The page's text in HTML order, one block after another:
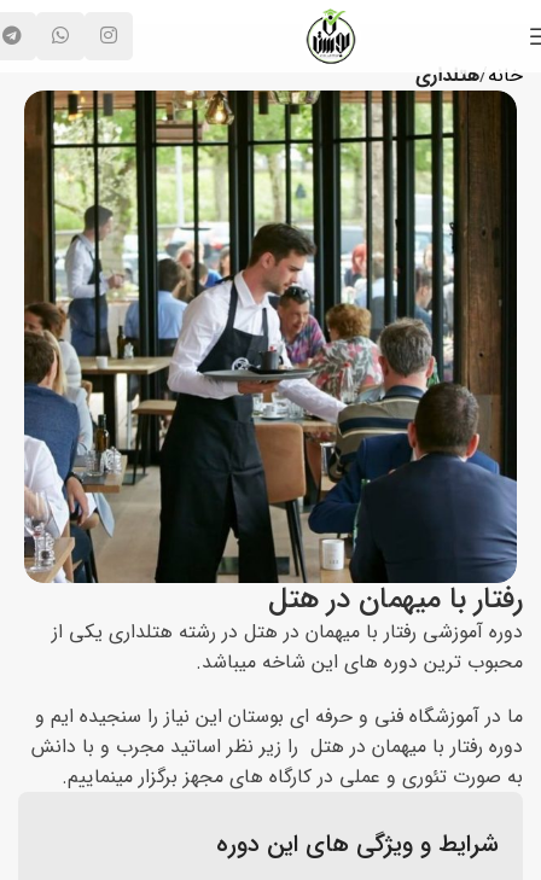
خانه هتلداری
رفتار با میهمان در هتل
دوره آموزشی رفتار با میهمان در هتل در رشته هتلداری یکی از
محبوب ترین دوره های این شاخه میباشد.
ما در آموزشگاه فنی و حرفه ای بوستان این نیاز را سنجیده ایم و
دوره رفتار با میهمان در هتل را زیر نظر اساتید مجرب و با دانش
به صورت تئوری و عملی در کارگاه های مجهز برگزار مینماییم.
شرایط و ویژگی های این دوره